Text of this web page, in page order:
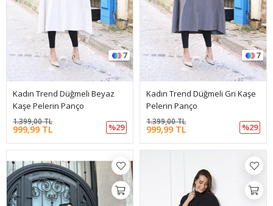
7
Kadın Trend Düğmeli Beyaz
Kaşe Pelerin Panço
999,99 TL
1.399,00 TL
%29
7
Kadın Trend Düğmeli Gri Kaşe
Pelerin Panço
999,99 TL
1.399,00 TL
%29